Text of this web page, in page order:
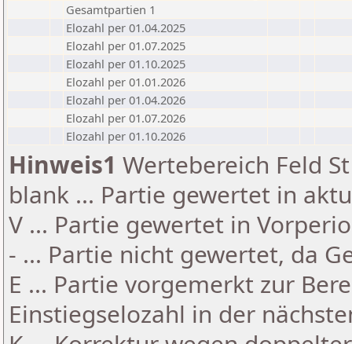
Gesamtpartien 1
Elozahl per 01.04.2025
Elozahl per 01.07.2025
Elozahl per 01.10.2025
Elozahl per 01.01.2026
Elozahl per 01.04.2026
Elozahl per 01.07.2026
Elozahl per 01.10.2026
Hinweis1 Wertebereich Feld
blank ... Partie gewertet in
V ... Partie gewertet in
- ... Partie nicht gewertet, da
E ... Partie vorgemerkt zur
Einstiegselozahl in der